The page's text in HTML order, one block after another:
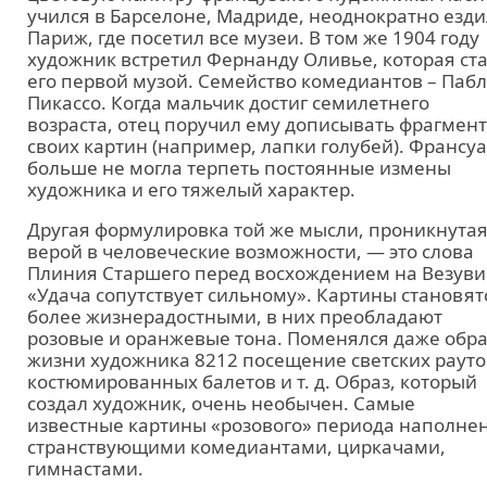
учился в Барселоне, Мадриде, неоднократно
Париж, где посетил все музеи. В том же 1904 году
художник встретил Фернанду Оливье, которая
его первой музой. Семейство комедиантов –
Пикассо. Когда мальчик достиг семилетнего
возраста, отец поручил ему дописывать
своих картин (например, лапки голубей).
больше не могла терпеть постоянные измены
художника и его тяжелый характер.
Другая формулировка той же мысли, проникнутая
верой в человеческие возможности, — это слова
Плиния Старшего перед восхождением на
«Удача сопутствует сильному». Картины
более жизнерадостными, в них преобладают
розовые и оранжевые тона. Поменялся даже
жизни художника 8212 посещение светских
костюмированных балетов и т. д. Образ, который
создал художник, очень необычен. Самые
известные картины «розового» периода
странствующими комедиантами, циркачами,
гимнастами.